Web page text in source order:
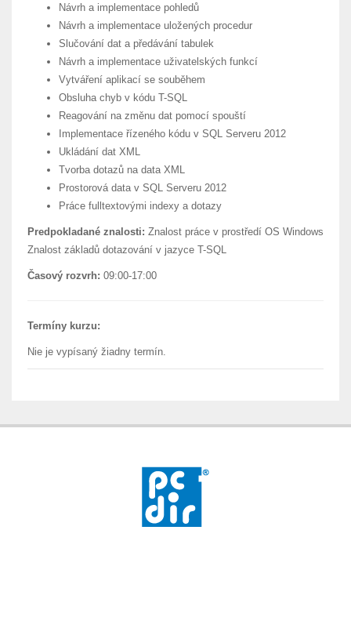
Návrh a implementace pohledů
Návrh a implementace uložených procedur
Slučování dat a předávání tabulek
Návrh a implementace uživatelských funkcí
Vytváření aplikací se souběhem
Obsluha chyb v kódu T-SQL
Reagování na změnu dat pomocí spouští
Implementace řízeného kódu v SQL Serveru 2012
Ukládání dat XML
Tvorba dotazů na data XML
Prostorová data v SQL Serveru 2012
Práce fulltextovými indexy a dotazy
Predpokladané znalosti: Znalost práce v prostředí OS Windows
Znalost základů dotazování v jazyce T-SQL
Časový rozvrh: 09:00-17:00
Termíny kurzu:
Nie je vypísaný žiadny termín.